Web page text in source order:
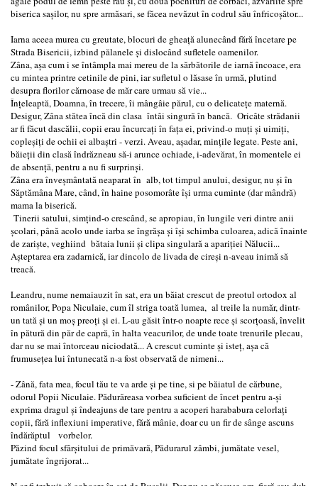
biserica saşilor, nu spre armăsari, se făcea nevăzut în codrul său înfricoşător...
Iarna aceea murea cu greutate, blocuri de gheaţă alunecând fără încetare pe
Strada Bisericii, izbind pălanele şi dislocând sufletele oamenilor.
Zâna, aşa cum i se întâmpla mai mereu de la sărbătorile de iarnă încoace, era
cu mintea printre cetinile de pini, iar sufletul o lăsase în urmă, plutind
desupra florilor cărnoase de măr care urmau să vie...
Înţeleaptă, Doamna, în trecere, îi mângâie părul, cu o delicateţe maternă.
Desigur, Zâna stătea încă din clasa întâi singură în bancă. Oricâte strădanii
ar fi făcut dascălii, copii erau încurcaţi în faţa ei, privind-o muţi şi uimiţi,
copleşiţi de ochii ei albaştri - verzi. Aveau, aşadar, minţile legate. Peste ani,
băieţii din clasă îndrăzneau să-i arunce ochiade, i-adevărat, în momentele ei
de absenţă, pentru a nu fi surprinşi.
Zâna era înveşmântată neaparat în alb, tot timpul anului, desigur, nu şi în
Săptămâna Mare, când, în haine posomorâte îşi urma cuminte (dar mândră)
mama la biserică.
Tinerii satului, simţind-o crescând, se apropiau, în lungile veri dintre anii
şcolari, până acolo unde iarba se îngrăşa şi îşi schimba culoarea, adică înainte
de zarişte, veghiind bătaia lunii şi clipa singulară a apariţiei Nălucii...
Aşteptarea era zadarnică, iar dincolo de livada de cireşi n-aveau inimă să
treacă.
Leandru, nume nemaiauzit în sat, era un băiat crescut de preotul ortodox al
românilor, Popa Niculaie, cum îl striga toată lumea, al treile la număr, dintr-
un tată şi un moş preoţi şi ei. L-au găsit într-o noapte rece şi scorţoasă, învelit
în pătură din păr de capră, în halta veacurilor, de unde toate trenurile plecau,
dar nu se mai întorceau niciodată... A crescut cuminte şi isteţ, aşa că
frumuseţea lui întunecată n-a fost observată de nimeni...
- Zână, fata mea, focul tău te va arde şi pe tine, si pe băiatul de cărbune,
odorul Popii Niculaie. Pădurăreasa vorbea suficient de încet pentru a-şi
exprima dragul şi îndeajuns de tare pentru a acoperi harababura celorlaţi
copii, fără inflexiuni imperative, fără mânie, doar cu un fir de sânge ascuns
îndărăptul vorbelor.
Păzind focul sfârşitului de primăvară, Pădurarul zâmbi, jumătate vesel,
jumătate îngrijorat...